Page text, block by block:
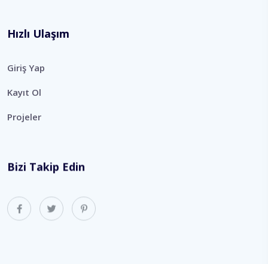
Hızlı Ulaşım
Giriş Yap
Kayıt Ol
Projeler
Bizi Takip Edin